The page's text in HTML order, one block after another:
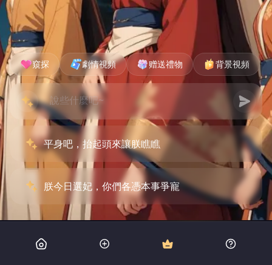
窺探 劇情視頻 赠送禮物 背景視頻
平身吧，抬起頭來讓朕瞧瞧
朕今日選妃，你們各憑本事爭寵